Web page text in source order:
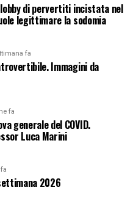
lobby di pervertiti incistata nel
legittimare la sodomia
fa
Immagini da
fa
generale del COVID.
Luca Marini
2026